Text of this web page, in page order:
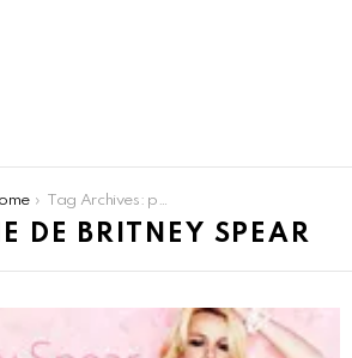
Tag Archives: poitrine de britney spear
DE BRITNEY SPEAR